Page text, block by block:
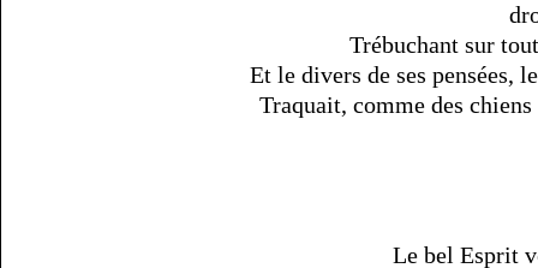
Trébuchant sur
Et le divers de ses pensées,
Traquait, comme des
Le bel Esprit